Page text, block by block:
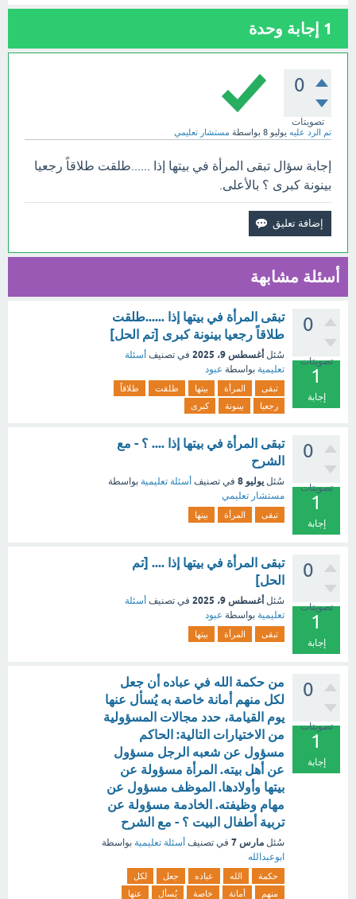
1 إجابة وحدة
0
تصويتات
تم الرد عليه يوليو 8 بواسطة مستشار تعليمي
إجابة سؤال تبقى المرأة في بيتها إذا ......طلقت طلاقاً رجعيا
بينونة كبرى ؟ بالأعلى.
أسئلة مشابهة
0
تصويتات
1
إجابة
تبقى المرأة في بيتها إذا ......طلقت
طلاقاً رجعيا بينونة كبرى [تم الحل]
سُئل أغسطس 9، 2025 في تصنيف أسئلة
تعليمية بواسطة عبود
تبقى المرأة بيتها طلقت
طلاقاً
رجعيا
بينونة كبرى
0
تصويتات
1
إجابة
تبقى المرأة في بيتها إذا .... ؟ - مع
الشرح
سُئل يوليو 8 في تصنيف أسئلة تعليمية بواسطة
مستشار تعليمي
تبقى المرأة بيتها
0
تصويتات
1
إجابة
تبقى المرأة في بيتها إذا .... [تم
الحل]
سُئل أغسطس 9، 2025 في تصنيف أسئلة
تعليمية بواسطة عبود
تبقى المرأة بيتها
0
تصويتات
1
إجابة
من حكمة الله في عباده أن جعل
لكل منهم أمانة خاصة به يُسأل عنها
يوم القيامة، حدد مجالات المسؤولية
من الاختيارات التالية: الحاكم
مسؤول عن شعبه الرجل مسؤول
عن أهل بيته. المرأة مسؤولة عن
بيتها وأولادها. الموظف مسؤول عن
مهام وظيفته. الخادمة مسؤولة عن
تربية أطفال البيت ؟ - مع الشرح
سُئل مارس 7 في تصنيف أسئلة تعليمية بواسطة
ابوعبدالله
حكمة الله عباده جعل
لكل
منهم
أمانة خاصة يُسأل
عنها